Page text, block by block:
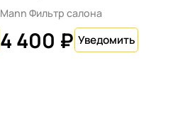
Mann Фильтр салона
4 400 ₽